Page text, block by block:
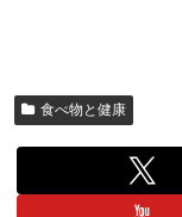
食べ物と健康